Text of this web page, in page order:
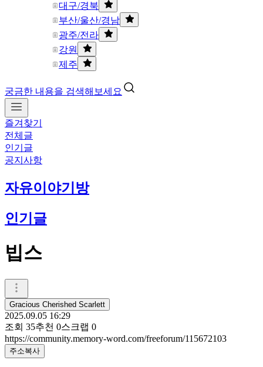
대구/경북
부산/울산/경남
광주/전라
강원
제주
궁금한 내용을 검색해보세요
즐겨찾기
전체글
인기글
공지사항
자유이야기방
인기글
빕스
Gracious Cherished Scarlett
2025.09.05 16:29
조회 35추천 0스크랩 0
https://community.memory-word.com/freeforum/115672103
주소복사